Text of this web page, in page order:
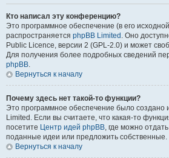
Кто написал эту конференцию?
Это программное обеспечение (в его
распространяется phpBB Limited . Оно
Public Licence, версии 2 (GPL-2.0) и может
Для получения более подробных сведений
phpBB.
Вернуться к началу
Почему здесь нет такой-то функции?
Это программное обеспечение было создано
Limited. Если вы считаете, что какая-то
посетите Центр идей phpBB, где можно
поданные идеи или предложить собственные.
Вернуться к началу